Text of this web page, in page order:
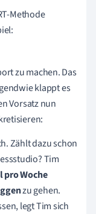
Methode
zu machen. Das
klappt es
Vorsatz nun
Zählt dazu schon
Tim
pro Woche
zu gehen.
legt Tim sich